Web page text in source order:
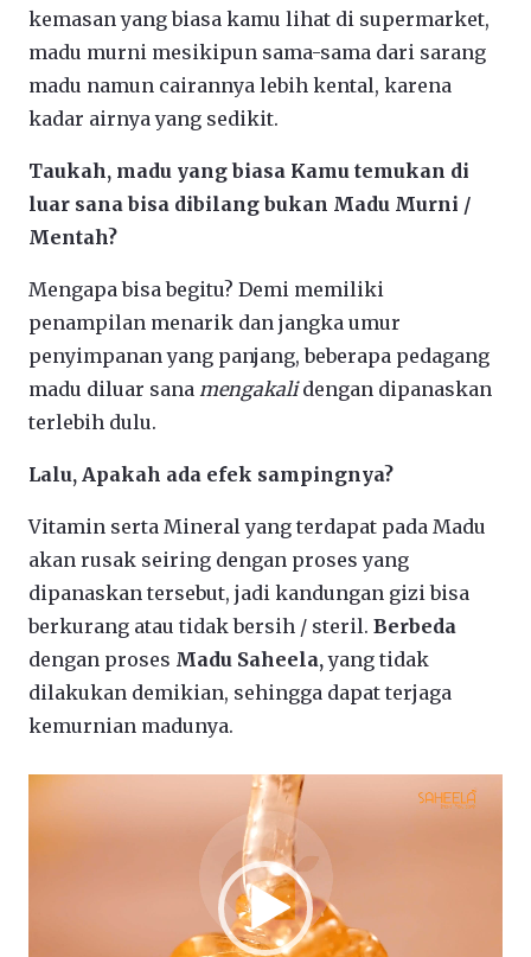
kemasan yang biasa kamu lihat di supermarket,
madu murni mesikipun sama-sama dari sarang
madu namun cairannya lebih kental, karena
kadar airnya yang sedikit.
Taukah, madu yang biasa Kamu temukan di
luar sana bisa dibilang bukan Madu Murni /
Mentah?
Mengapa bisa begitu? Demi memiliki
penampilan menarik dan jangka umur
penyimpanan yang panjang, beberapa pedagang
madu diluar sana mengakalidengan dipanaskan
terlebih dulu.
Lalu, Apakah ada efek sampingnya?
Vitamin serta Mineral yang terdapat pada Madu
akan rusak seiring dengan proses yang
dipanaskan tersebut, jadi kandungan gizi bisa
berkurang atau tidak bersih / steril. Berbeda
dengan proses Madu Saheela,yang tidak
dilakukan demikian, sehingga dapat terjaga
kemurnian madunya.
Video